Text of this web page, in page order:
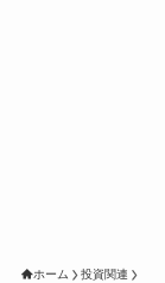
ホーム 投資関連